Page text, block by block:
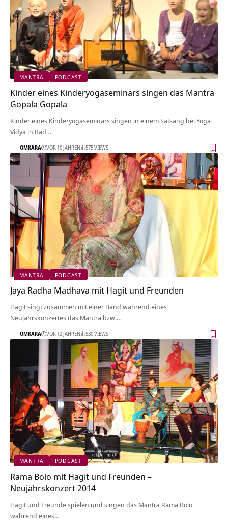
MANTRA PODCAST
Kinder eines Kinderyogaseminars singen das Mantra
Gopala Gopala
Kinder eines Kinderyogaseminars singen in einem Satsang bei Yoga
Vidya in Bad…
OMKARA VOR 10 JAHREN 575 VIEWS
MANTRA PODCAST
Jaya Radha Madhava mit Hagit und Freunden
Hagit singt zusammen mit einer Band während eines
Neujahrskonzertes das Mantra bzw.…
OMKARA VOR 12 JAHREN 530 VIEWS
MANTRA PODCAST
Rama Bolo mit Hagit und Freunden –
Neujahrskonzert 2014
Hagit und Freunde spielen und singen das Mantra Rama Bolo
während eines…